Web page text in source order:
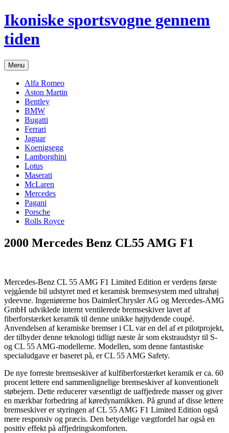
Hop
til
indhold
Ikoniske sportsvogne gennem
tiden
Menu
Alfa Romeo
Aston Martin
Bentley
BMW
Bugatti
Ferrari
Jaguar
Koenigsegg
Lamborghini
Lotus
Maserati
McLaren
Mercedes
Pagani
Porsche
Rolls Royce
2000 Mercedes Benz CL55 AMG F1
Mercedes-Benz CL 55 AMG F1 Limited Edition er verdens første
vejgående bil udstyret med et keramisk bremsesystem med ultrahøj
ydeevne. Ingeniørerne hos DaimlerChrysler AG og Mercedes-AMG
GmbH udviklede internt ventilerede bremseskiver lavet af
fiberforstærket keramik til denne unikke højtydende coupé.
Anvendelsen af keramiske bremser i CL var en del af et pilotprojekt,
der tilbyder denne teknologi tidligt næste år som ekstraudstyr til S-
og CL 55 AMG-modellerne. Modellen, som denne fantastiske
specialudgave er baseret på, er CL 55 AMG Safety.
De nye forreste bremseskiver af kulfiberforstærket keramik er ca. 60
procent lettere end sammenlignelige bremseskiver af konventionelt
støbejern. Dette reducerer væsentligt de uaffjedrede masser og giver
en mærkbar forbedring af køredynamikken. På grund af disse lettere
bremseskiver er styringen af CL 55 AMG F1 Limited Edition også
mere responsiv og præcis. Den betydelige vægtfordel har også en
positiv effekt på affjedringskomforten.